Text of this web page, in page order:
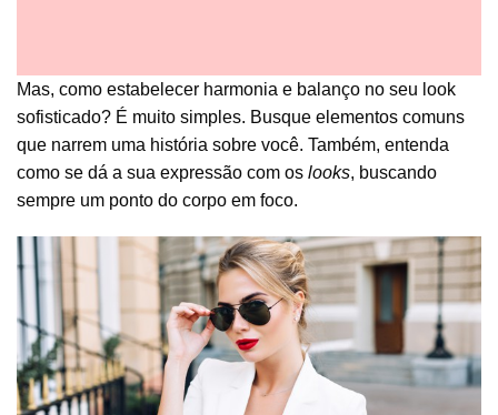
Mas, como estabelecer harmonia e balanço no seu look
sofisticado? É muito simples. Busque elementos comuns
que narrem uma história sobre você. Também, entenda
como se dá a sua expressão com os looks, buscando
sempre um ponto do corpo em foco.